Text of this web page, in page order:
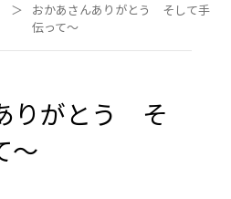
＞
おかあさんありがとう そして手
伝って～
りがとう そ
～